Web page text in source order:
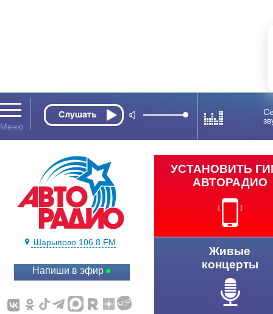
Шарыпово 106.8 FM
Напиши в эфир
УСТАНОВИТЬ
АВТОРАДИО
Живые
концерты